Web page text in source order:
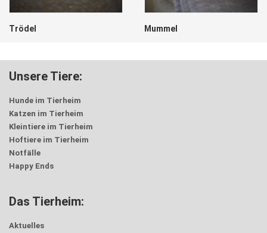
Trödel Mummel
Unsere Tiere:
Hunde im Tierheim
Katzen im Tierheim
Kleintiere im Tierheim
Hoftiere im Tierheim
Notfälle
Happy Ends
Das Tierheim:
Aktuelles